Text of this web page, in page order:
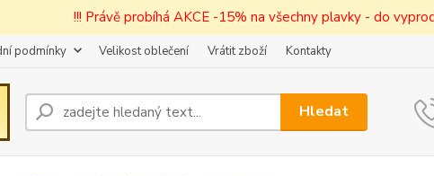
!!! Právě probíhá AKCE -15% na všechny plavky - do
podmínky Velikost oblečení Vrátit zboží Kontakty
Hledat